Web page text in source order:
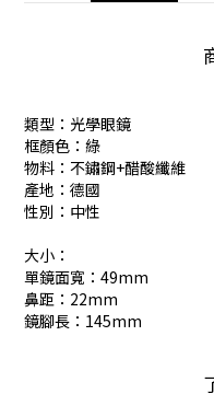
類型：光學眼鏡
框顏色：綠
物料：不鏽鋼+醋酸纖維
產地：德國
性別：中性
大小：
單鏡面寬：49mm
鼻距：22mm
鏡腳長：145mm